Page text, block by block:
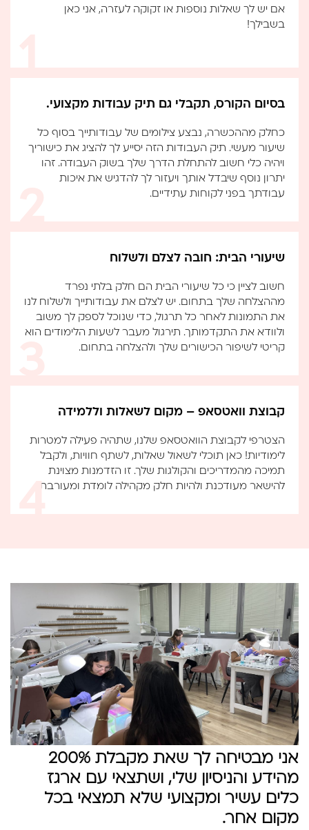
אם יש לך שאלות נוספות או זקוקה לעזרה, אני כאן
בשבילך!
בסיום הקורס, תקבלי גם תיק עבודות מקצועי.
כחלק מההכשרה, נבצע צילומים של עבודותייך בסוף כל
שיעור מעשי. תיק העבודות הזה יסייע לך להציג את כישוריך
ויהיה כלי חשוב להתחלת הדרך שלך בשוק העבודה. זהו
יתרון נוסף שיבדל אותך ויעזור לך להדגיש את איכות
עבודתך בפני לקוחות עתידיים.
שיעורי הבית: חובה לצלם ולשלוח
חשוב לציין כי כל שיעורי הבית הם חלק בלתי נפרד
מההצלחה שלך בתחום. יש לצלם את עבודותייך ולשלוח לנו
את התמונות לאחר כל תרגול, כדי שנוכל לספק לך משוב
ולוודא את התקדמותך. תירגול מעבר לשעות הלימודים הוא
קריטי לשיפור הכישורים שלך ולהצלחה בתחום.
קבוצת וואטסאפ – מקום לשאלות וללמידה
הצטרפי לקבוצת הוואטסאפ שלנו, שתהיה פעילה למטרות
לימודיות! כאן תוכלי לשאול שאלות, לשתף חוויות, ולקבל
תמיכה מהמדריכים והקולגות שלך. זו הזדמנות מצוינת
להישאר מעודכנת ולהיות חלק מקהילה לומדת ומעורבת.
אני מבטיחה לך שאת מקבלת 200%
מהידע והניסיון שלי, ושתצאי עם ארגז
כלים עשיר ומקצועי שלא תמצאי בכל
מקום אחר.